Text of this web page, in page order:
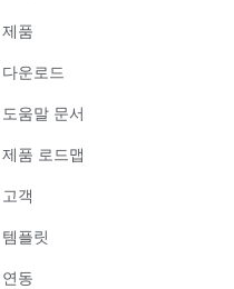
제품
다운로드
도움말 문서
제품 로드맵
고객
템플릿
연동